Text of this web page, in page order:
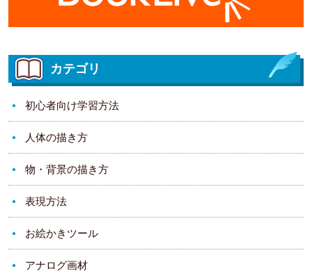
カテゴリ
初心者向け学習方法
人体の描き方
物・背景の描き方
表現方法
お絵かきツール
アナログ画材